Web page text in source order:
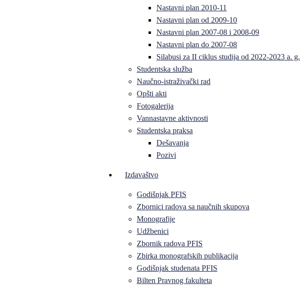
Nastavni plan 2010-11
Nastavni plan od 2009-10
Nastavni plan 2007-08 i 2008-09
Nastavni plan do 2007-08
Silabusi za II ciklus studija od 2022-2023 a. g.
Studentska služba
Naučno-istraživački rad
Opšti akti
Fotogalerija
Vannastavne aktivnosti
Studentska praksa
Dešavanja
Pozivi
Izdavaštvo
Godišnjak PFIS
Zbornici radova sa naučnih skupova
Monografije
Udžbenici
Zbornik radova PFIS
Zbirka monografskih publikacija
Godišnjak studenata PFIS
Bilten Pravnog fakulteta